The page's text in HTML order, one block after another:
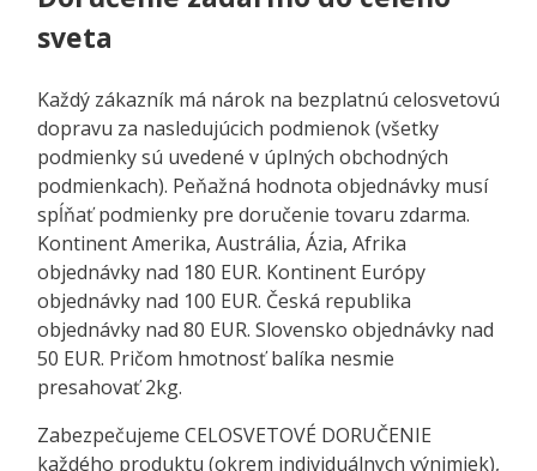
sveta
Každý zákazník má nárok na bezplatnú celosvetovú
dopravu za nasledujúcich podmienok (všetky
podmienky sú uvedené v úplných obchodných
podmienkach). Peňažná hodnota objednávky musí
spĺňať podmienky pre doručenie tovaru zdarma.
Kontinent Amerika, Austrália, Ázia, Afrika
objednávky nad 180 EUR. Kontinent Európy
objednávky nad 100 EUR. Česká republika
objednávky nad 80 EUR. Slovensko objednávky nad
50 EUR. Pričom hmotnosť balíka nesmie
presahovať 2kg.
Zabezpečujeme CELOSVETOVÉ DORUČENIE
každého produktu (okrem individuálnych výnimiek),